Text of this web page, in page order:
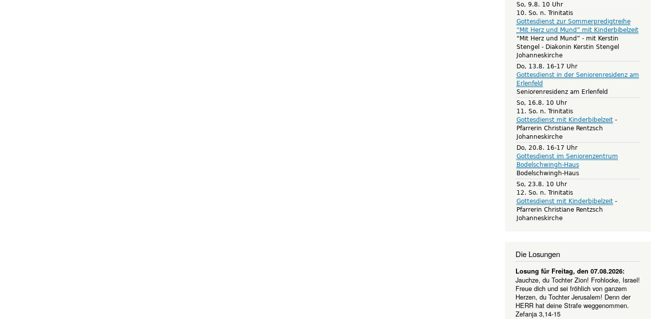
So, 9.8. 10 Uhr
10. So. n. Trinitatis
Gottesdienst zur Sommerpredigtreihe
“Mit Herz und Mund” mit Kinderbibelzeit
“Mit Herz und Mund” - mit Kerstin
Stengel
Diakonin Kerstin Stengel
Johanneskirche
Do, 13.8. 16-17 Uhr
Gottesdienst in der Seniorenresidenz am
Erlenfeld
Seniorenresidenz am Erlenfeld
So, 16.8. 10 Uhr
11. So. n. Trinitatis
Gottesdienst mit Kinderbibelzeit
Pfarrerin Christiane Rentzsch
Johanneskirche
Do, 20.8. 16-17 Uhr
Gottesdienst im Seniorenzentrum
Bodelschwingh-Haus
Bodelschwingh-Haus
So, 23.8. 10 Uhr
12. So. n. Trinitatis
Gottesdienst mit Kinderbibelzeit
Pfarrerin Christiane Rentzsch
Johanneskirche
Die Losungen
Losung für Freitag, den 07.08.2026:
Jauchze, du Tochter Zion! Frohlocke, Israel!
Freue dich und sei fröhlich von ganzem
Herzen, du Tochter Jerusalem! Denn der
HERR hat deine Strafe weggenommen.
Zefanja 3,14-15